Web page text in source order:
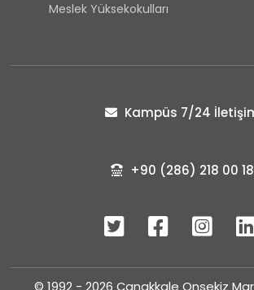
Meslek Yüksekokulları
Kampüs 7/24
+90 (286) 218 00 18